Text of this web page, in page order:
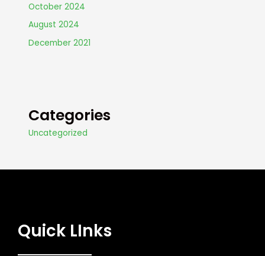
October 2024
August 2024
December 2021
Categories
Uncategorized
Quick LInks